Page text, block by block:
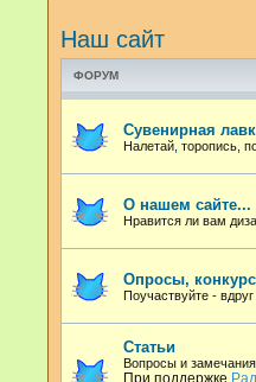
Наш сайт
ФОРУМ
Сувенирная
Налетай, торопись,
О нашем сайте...
Нравится ли вам
Опросы,
Поучаствуйте -
Статьи
Вопросы и
При поддержке